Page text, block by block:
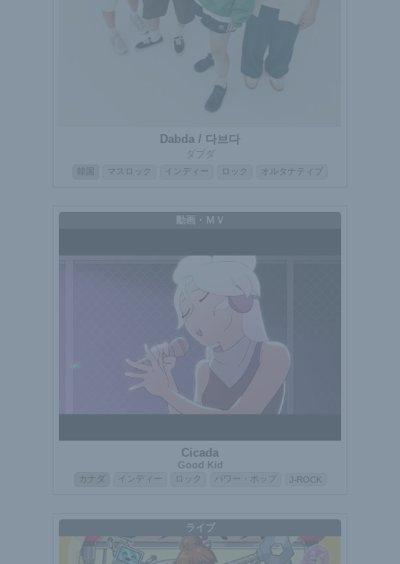
Dabda / 다브다
ダブダ
マスロック インディー ロック オルタナティブ
動画・ＭＶ
Cicada
Good Kid
カナダ インディー ロック パワー・ポップ J-ROCK
ライブ